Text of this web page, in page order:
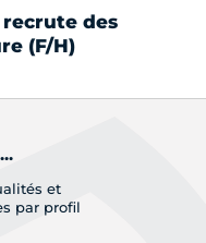
recrute des
(F/H)
et
par profil